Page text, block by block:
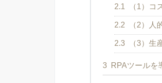
2.1 （1）コ
2.2 （2）人
2.3 （3）生
3 RPAツールを